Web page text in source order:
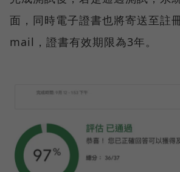
面，同時電子證書也將寄送至註
mail，證書有效期限為3年。